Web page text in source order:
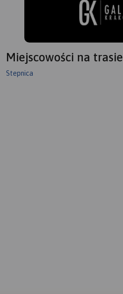
Miejscowości na trasie
Stepnica